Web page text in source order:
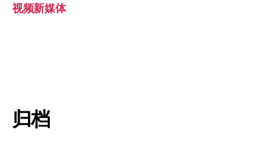
视频新媒体
归档